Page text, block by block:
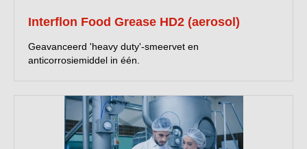
Interflon Food Grease HD2 (aerosol)
Geavanceerd 'heavy duty'-smeervet en
anticorrosiemiddel in één.